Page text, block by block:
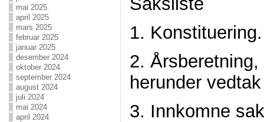
mai 2025
april 2025
mars 2025
februar 2025
januar 2025
desember 2024
oktober 2024
september 2024
august 2024
juli 2024
mai 2024
april 2024
1. Konstituering.
2.
herunder
3. Innkomne